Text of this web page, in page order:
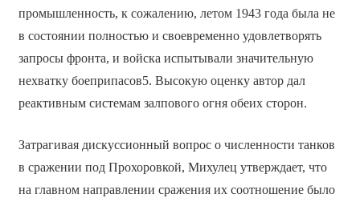
промышленность, к сожалению, летом 1943 года была не
в состоянии полностью и своевременно удовлетворять
запросы фронта, и войска испытывали значительную
нехватку боеприпасов5. Высокую оценку автор дал
реактивным системам залпового огня обеих сторон.
Затрагивая дискуссионный вопрос о численности танков
в сражении под Прохоровкой, Михулец утверждает, что
на главном направлении сражения их соотношение было